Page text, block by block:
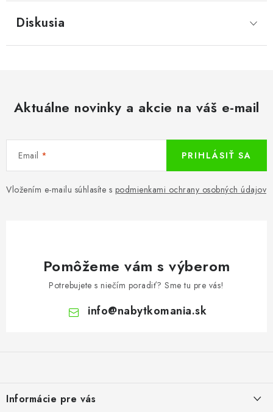
Diskusia
Aktuálne novinky a akcie na váš e-mail
Email
Vložením e-mailu súhlasíte s podmienkami ochrany osobných údajov
PRIHLÁSIŤ SA
Pomôžeme vám s výberom
Potrebujete s niečím poradiť? Sme tu pre vás!
info@nabytkomania.sk
äInformácie pre vás